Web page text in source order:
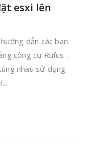
esxi lên
dẫn các bạn
công cụ Rufus .
nhau sử dụng